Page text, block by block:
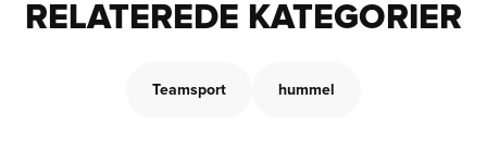
RELATEREDE KATEGORIER
Teamsport hummel